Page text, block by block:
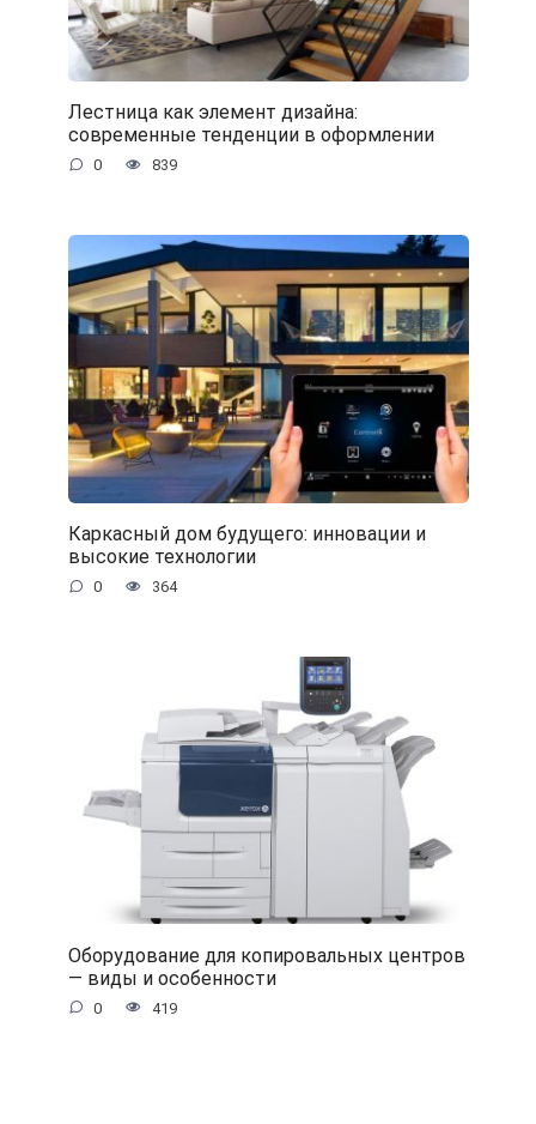
Лестница как элемент дизайна:
современные тенденции в оформлении
0 839
Каркасный дом будущего: инновации и
высокие технологии
0 364
Оборудование для копировальных центров
— виды и особенности
0 419